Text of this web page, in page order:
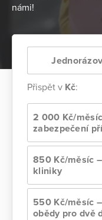
námi!
Přispět v Kč:
2 000 Kč/
zabezpečení
850 Kč/měsíc
kliniky
550 Kč/měsíc
obědy pro dvě